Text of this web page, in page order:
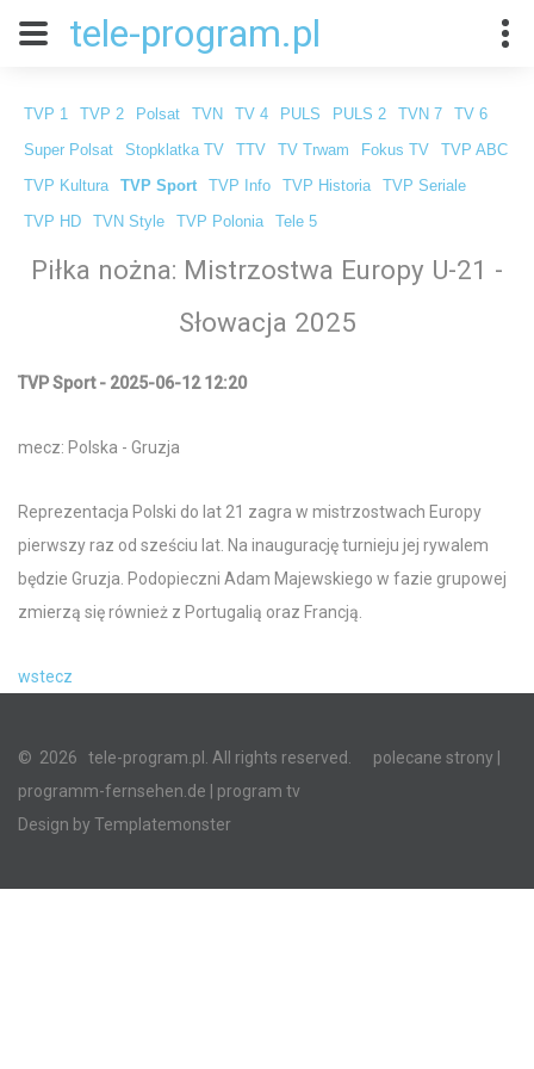
tele-program.pl
TVP 1 TVP 2 Polsat TVN TV 4 PULS PULS 2 TVN 7 TV 6
Super Polsat Stopklatka TV TTV TV Trwam Fokus TV TVP ABC
TVP Kultura TVP Sport TVP Info TVP Historia TVP Seriale
TVP HD TVN Style TVP Polonia Tele 5
Piłka nożna: Mistrzostwa Europy U-21 -
Słowacja 2025
TVP Sport - 2025-06-12 12:20
mecz: Polska - Gruzja
Reprezentacja Polski do lat 21 zagra w mistrzostwach Europy
pierwszy raz od sześciu lat. Na inaugurację turnieju jej rywalem
będzie Gruzja. Podopieczni Adam Majewskiego w fazie grupowej
zmierzą się również z Portugalią oraz Francją.
wstecz
© 2026 tele-program.pl. All rights reserved. polecane strony
programm-fernsehen.de | program tv
Design by Templatemonster